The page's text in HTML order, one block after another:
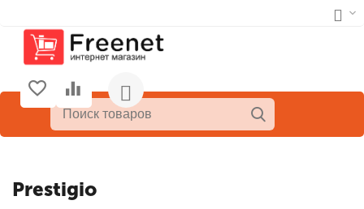
Prestigio